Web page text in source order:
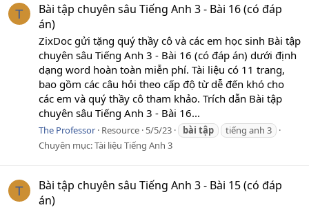
T
Bài tập chuyên sâu Tiếng Anh 3 - Bài 16 (có đáp
án)
ZixDoc gửi tặng quý thầy cô và các em học sinh Bài tập
chuyên sâu Tiếng Anh 3 - Bài 16 (có đáp án) dưới định
dạng word hoàn toàn miễn phí. Tài liệu có 11 trang,
bao gồm các câu hỏi theo cấp độ từ dễ đến khó cho
các em và quý thầy cô tham khảo. Trích dẫn Bài tập
chuyên sâu Tiếng Anh 3 - Bài 16...
The Professor Resource 5/5/23 bài tập
tiếng anh 3
Chuyên mục:Tài liệu Tiếng Anh 3
T
Bài tập chuyên sâu Tiếng Anh 3 - Bài 15 (có đáp
án)